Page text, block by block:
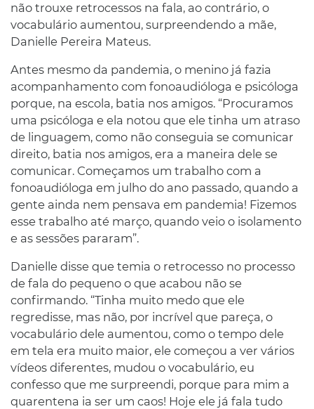
não trouxe retrocessos na fala, ao contrário, o
vocabulário aumentou, surpreendendo a mãe,
Danielle Pereira Mateus.
Antes mesmo da pandemia, o menino já fazia
acompanhamento com fonoaudióloga e psicóloga
porque, na escola, batia nos amigos. “Procuramos
uma psicóloga e ela notou que ele tinha um atraso
de linguagem, como não conseguia se comunicar
direito, batia nos amigos, era a maneira dele se
comunicar. Começamos um trabalho com a
fonoaudióloga em julho do ano passado, quando a
gente ainda nem pensava em pandemia! Fizemos
esse trabalho até março, quando veio o isolamento
e as sessões pararam”.
Danielle disse que temia o retrocesso no processo
de fala do pequeno o que acabou não se
confirmando. “Tinha muito medo que ele
regredisse, mas não, por incrível que pareça, o
vocabulário dele aumentou, como o tempo dele
em tela era muito maior, ele começou a ver vários
vídeos diferentes, mudou o vocabulário, eu
confesso que me surpreendi, porque para mim a
quarentena ia ser um caos! Hoje ele já fala tudo